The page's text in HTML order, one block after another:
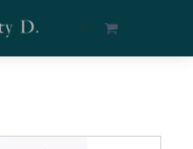
$ 0